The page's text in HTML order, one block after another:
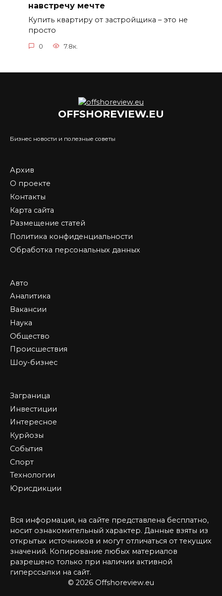
навстречу мечте
Купить квартиру от застройщика – это не
просто
0 7.8к.
OFFSHOREVIEW.EU
Бизнес новости и полезные советы
Архив
О проекте
Контакты
Карта сайта
Размещение статей
Политика конфиденциальности
Обработка персональных данных
Авто
Аналитика
Вакансии
Наука
Общество
Происшествия
Шоу-бизнес
Заграница
Инвестиции
Интересное
Курйозы
События
Спорт
Технологии
Юрисдикции
Вся информация, на сайте представлена бесплатно,
носит ознакомительный характер. Данные взяты из
открытых источников и могут отличаться от текущих
значений. Копирование любых материалов
разрешено только при наличии активной
гиперссылки на сайт.
© 2026 Offshoreview.eu